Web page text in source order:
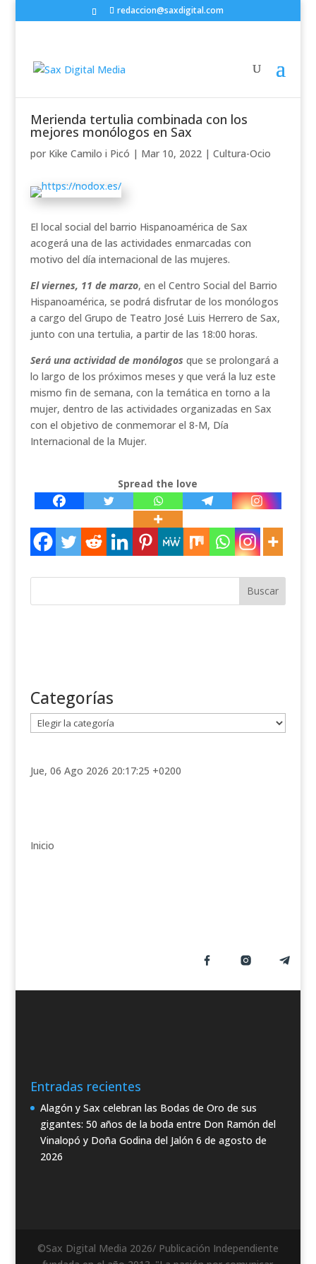
redaccion@saxdigital.com
Merienda tertulia combinada con los
mejores monólogos en Sax
por Kike Camilo i Picó | Mar 10, 2022| Cultura-Ocio
El local social del barrio Hispanoamérica de Sax
acogerá una de las actividades enmarcadas con
motivo del día internacional de las mujeres.
El viernes, 11 de marzo, en el Centro Social del Barrio
Hispanoamérica, se podrá disfrutar de los monólogos
a cargo del Grupo de Teatro José Luis Herrero de Sax,
junto con una tertulia, a partir de las 18:00 horas.
Será una actividad de monólogos que se prolongará a
lo largo de los próximos meses y que verá la luz este
mismo fin de semana, con la temática en torno a la
mujer, dentro de las actividades organizadas en Sax
con el objetivo de conmemorar el 8-M, Día
Internacional de la Mujer.
Spread the love
Categorías
a
e
a
Jue, 06 Ago 2026 20:17:25 +0200
Inicio
Entradas recientes
Alagón y Sax celebran las Bodas de Oro de sus
gigantes: 50 años de la boda entre Don Ramón del
Vinalopó y Doña Godina del Jalón 6 de agosto de
2026
©Sax Digital Media 2026/ Publicación Independiente